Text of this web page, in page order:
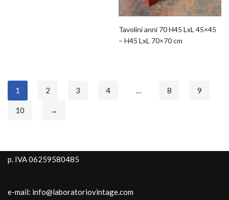
Tavolini anni 70 H45 LxL 45×45
– H45 LxL 70×70 cm
1 2 3 4 … 8 9
10 →
p. IVA 06259580485
e-mail: info@laboratoriovintage.com